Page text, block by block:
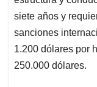
siete años y
sanciones
1.200 dólares por
250.000 dólares.